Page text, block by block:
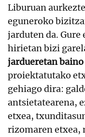
Liburuan
eguneroko
jarduten da. Gure
hirietan bizi
jardueretan
proiektatutako
gehiago dira:
antsietatearena,
etxea,
rizomaren etxea,